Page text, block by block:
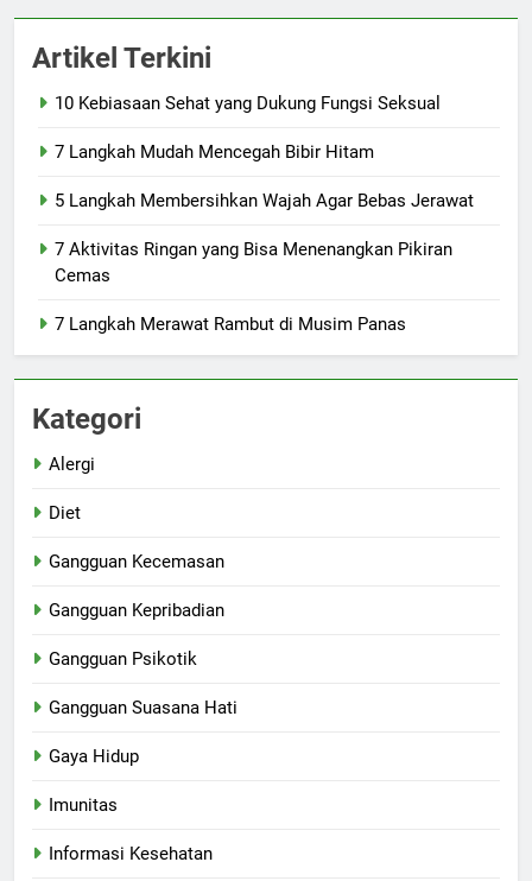
Artikel Terkini
10 Kebiasaan Sehat yang Dukung Fungsi Seksual
7 Langkah Mudah Mencegah Bibir Hitam
5 Langkah Membersihkan Wajah Agar Bebas Jerawat
7 Aktivitas Ringan yang Bisa Menenangkan Pikiran
Cemas
7 Langkah Merawat Rambut di Musim Panas
Kategori
Alergi
Diet
Gangguan Kecemasan
Gangguan Kepribadian
Gangguan Psikotik
Gangguan Suasana Hati
Gaya Hidup
Imunitas
Informasi Kesehatan